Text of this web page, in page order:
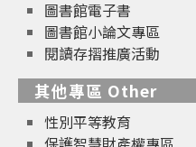
圖書館電子書
圖書館小論文專區
閱讀存摺推廣活動
其他專區 Other
性別平等教育